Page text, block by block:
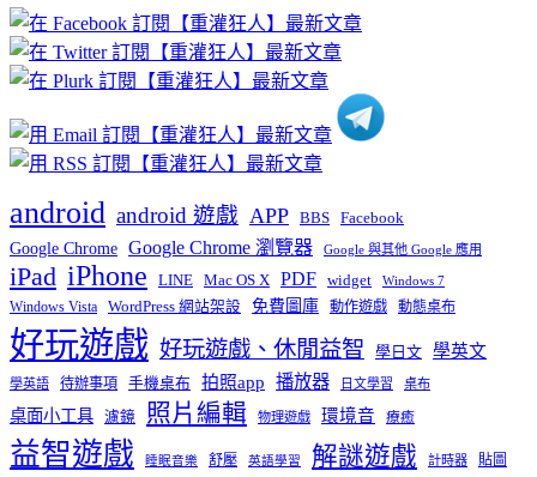
章
分
類
android android 遊戲 APP BBS Facebook
Google Chrome Google Chrome 瀏覽器 Google 與其他 Google 應用
iPad iPhone LINE Mac OS X PDF widget Windows 7
Windows Vista WordPress 網站架設 免費圖庫 動作遊戲 動態桌布
好玩遊戲 好玩遊戲、休閒益智 學日文 學英文
學英語 待辦事項 手機桌布 拍照app 播放器 日文學習 桌布
桌面小工具 濾鏡 照片編輯 物理遊戲 環境音 療癒
益智遊戲 睡眠音樂 舒壓 英語學習 解謎遊戲 計時器 貼圖